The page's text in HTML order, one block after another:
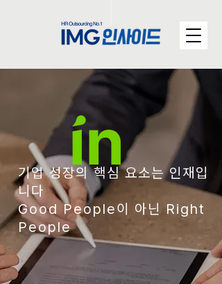
기업 성장의 핵심 요소는 인재입
니다
Good People이 아닌 Right
People